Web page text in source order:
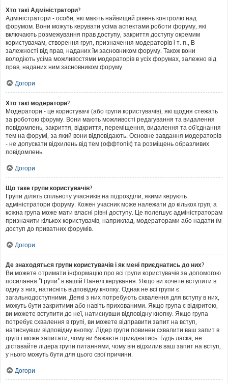
Хто такі Адміністратори?
Адміністратори - особи, які мають найвищий рівень контролю над
форумом. Вони можуть керувати усіма аспектами роботи форуму, які
включають розмежування прав доступу, закриття доступу окремим
користувачам, створення груп, призначення модераторів і т. п., В
залежності від прав, наданих їм засновником форуму. Також вони
володіють усіма можливостями модераторів в усіх форумах, залежно від
прав, наданих ним засновником форуму.
Догори
Хто такі модератори?
Модератори - це користувачі (або групи користувачів), які щодня стежать
за роботою форуму. Вони мають можливості редагування та видалення
повідомлень, закриття, відкриття, переміщення, видалення та об'єднання
тем на форумі, за який вони відповідають. Основне завдання модераторів
- не допускати відхилень від тем (оффтопік) та розміщень образливих
повідомлень.
Догори
Що таке групи користувачів?
Групи ділять спільноту учасників на підрозділи, якими керують
адміністратори форуму. Кожен учасник може належати до кількох груп, а
кожна група може мати власні рівні доступу. Це полегшує адміністраторам
призначити кількох користувачів, наприклад, модераторами або надати їм
доступ до приватних форумів.
Догори
Де знаходяться групи користувачів і як мені приєднатись до них?
Ви можете отримати інформацію про всі групи користувачів за допомогою
посилання "Групи" в вашій Панелі керування. Якщо ви хочете вступити в
одну з них, натисніть відповідну кнопку. Однак не всі групи є
загальнодоступними. Деякі з них потребують схвалення для вступу в них,
можуть бути закритими або навіть прихованими. Якщо група є відкритою,
ви можете вступити до неї, натиснувши відповідну кнопку. Якщо група
потребує схвалення в групі, ви можете відправити запит на вступ,
натиснувши відповідну кнопку. Лідер групи повинен схвалити ваш запит в
групі і може запитати, чому ви бажаєте приєднатись. Будь ласка, не
діставайте лідера групи питаннями, чому він відхилив ваш запит на вступ,
у нього можуть бути для цього свої причини.
Догори